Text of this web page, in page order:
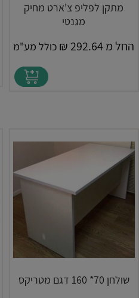
מתקן לפליפ צ'ארט מחיק
מגנטי
החל מ292.64
₪ כולל מע"מ
שולחן 70* 160 דגם מטריקס